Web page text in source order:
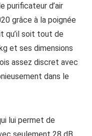
purificateur d’air
grâce à la poignée
qu’il soit tout de
et ses dimensions
assez discret avec
dans le
lui permet de